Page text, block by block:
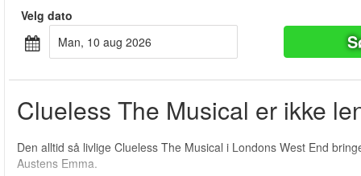
Velg dato
man, 10 aug 2026
Clueless The Musical er ikke
Den alltid så livlige Clueless The Musical i Londons West End
Austens Emma.